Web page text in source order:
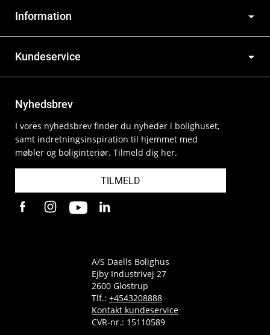
Information
Kundeservice
Nyhedsbrev
I vores nyhedsbrev finder du nyheder i bolighuset,
samt indretningsinspiration til hjemmet med
møbler og boliginteriør. Tilmeld dig her.
TILMELD
A/S Daells Bolighus
Ejby Industrivej 27
2600 Glostrup
Tlf.: +4543208888
Kontakt kundeservice
CVR-nr.: 15110589